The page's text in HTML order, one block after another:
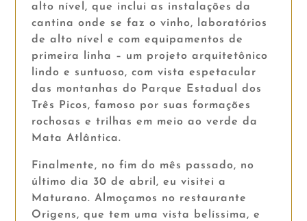
alto nível, que inclui as instalações da
cantina onde se faz o vinho, laboratórios
de alto nível e com equipamentos de
primeira linha – um projeto arquitetônico
lindo e suntuoso, com vista espetacular
das montanhas do Parque Estadual dos
Três Picos, famoso por suas formações
rochosas e trilhas em meio ao verde da
Mata Atlântica.
Finalmente, no fim do mês passado, no
último dia 30 de abril, eu visitei a
Maturano. Almoçamos no restaurante
Origens, que tem uma vista belíssima, e